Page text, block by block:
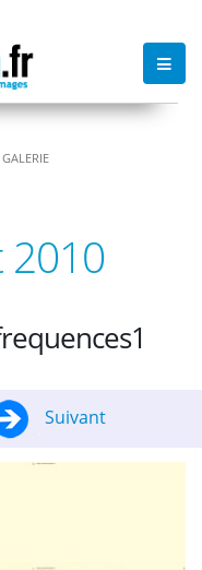
GALERIE
2010
Suivant